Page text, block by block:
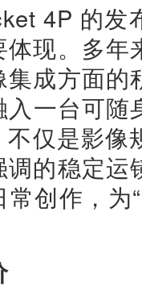
4P 的发
体现。多
集成方面
入一台可
不仅是影
调的稳定
常创作，为